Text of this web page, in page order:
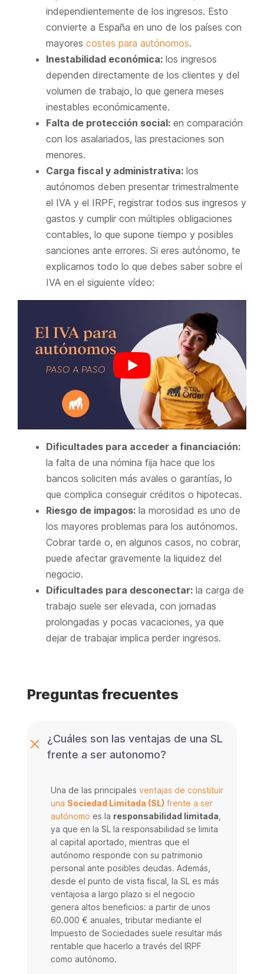
independientemente de los ingresos. Esto
convierte a España en uno de los países con
mayores costes para autónomos.
Inestabilidad económica: los ingresos
dependen directamente de los clientes y del
volumen de trabajo, lo que genera meses
inestables económicamente.
Falta de protección social: en comparación
con los asalariados, las prestaciones son
menores.
Carga fiscal y administrativa: los
autónomos deben presentar trimestralmente
el IVA y el IRPF, registrar todos sus ingresos y
gastos y cumplir con múltiples obligaciones
contables, lo que supone tiempo y posibles
sanciones ante errores. Si eres autónomo, te
explicamos todo lo que debes saber sobre el
IVA en el siguiente vídeo:
Dificultades para acceder a financiación:
la falta de una nómina fija hace que los
bancos soliciten más avales o garantías, lo
que complica conseguir créditos o hipotecas.
Riesgo de impagos: la morosidad es uno de
los mayores problemas para los autónomos.
Cobrar tarde o, en algunos casos, no cobrar,
puede afectar gravemente la liquidez del
negocio.
Dificultades para desconectar: la carga de
trabajo suele ser elevada, con jornadas
prolongadas y pocas vacaciones, ya que
dejar de trabajar implica perder ingresos.
Preguntas frecuentes
¿Cuáles son las ventajas de una SL
frente a ser autonomo?
Una de las principales ventajas de constituir
una Sociedad Limitada (SL) frente a ser
autónomo es la responsabilidad limitada
ya que en la SL la responsabilidad se limita
al capital aportado, mientras que el
autónomo responde con su patrimonio
personal ante posibles deudas. Además,
desde el punto de vista fiscal, la SL es más
ventajosa a largo plazo si el negocio
genera altos beneficios: a partir de unos
60.000 € anuales, tributar mediante el
Impuesto de Sociedades suele resultar más
rentable que hacerlo a través del IRPF
como autónomo.